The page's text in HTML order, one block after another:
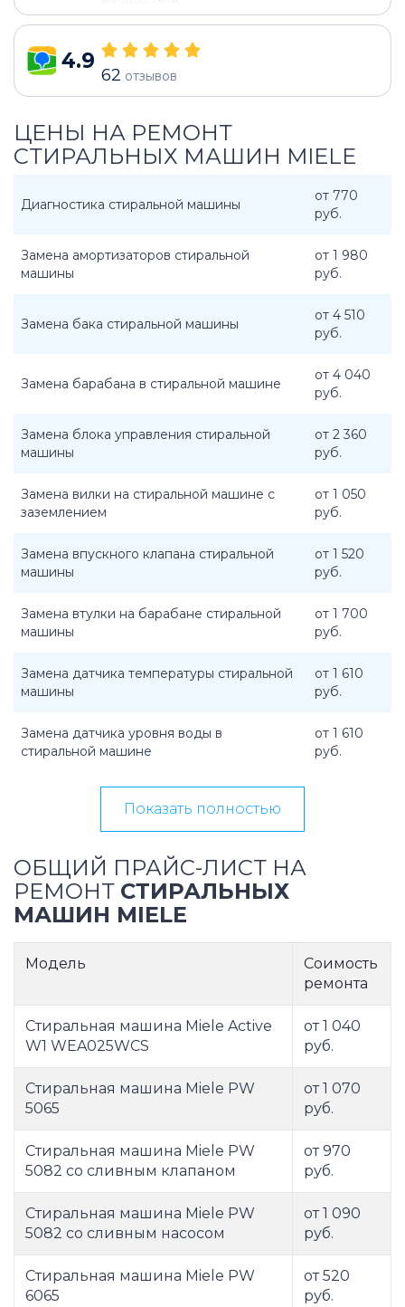
4.9
62 отзывов
ЦЕНЫ НА РЕМОНТ
СТИРАЛЬНЫХ МАШИН MIELE
Диагностика стиральной машины
от 770
руб.
Замена амортизаторов стиральной
машины
от 1 980
руб.
Замена бака стиральной машины
от 4 510
руб.
Замена барабана в стиральной машине
от 4 040
руб.
Замена блока управления стиральной
машины
от 2 360
руб.
Замена вилки на стиральной машине с
заземлением
от 1 050
руб.
Замена впускного клапана стиральной
машины
от 1 520
руб.
Замена втулки на барабане стиральной
машины
от 1 700
руб.
Замена датчика температуры стиральной
машины
от 1 610
руб.
Замена датчика уровня воды в
стиральной машине
от 1 610
руб.
Показать полностью
ОБЩИЙ ПРАЙС-ЛИСТ НА
РЕМОНТ СТИРАЛЬНЫХ
МАШИН MIELE
Модель
Соимость
ремонта
Стиральная машина Miele Active
W1 WEA025WCS
от 1 040
руб.
Стиральная машина Miele PW
5065
от 1 070
руб.
Стиральная машина Miele PW
5082 со сливным клапаном
от 970
руб.
Стиральная машина Miele PW
5082 со сливным насосом
от 1 090
руб.
Стиральная машина Miele PW
6065
от 520
руб.